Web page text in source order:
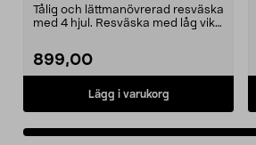
Tålig och lättmanövrerad resväska
med 4 hjul. Resväska med låg vikt
899,00
Lägg i varukorg